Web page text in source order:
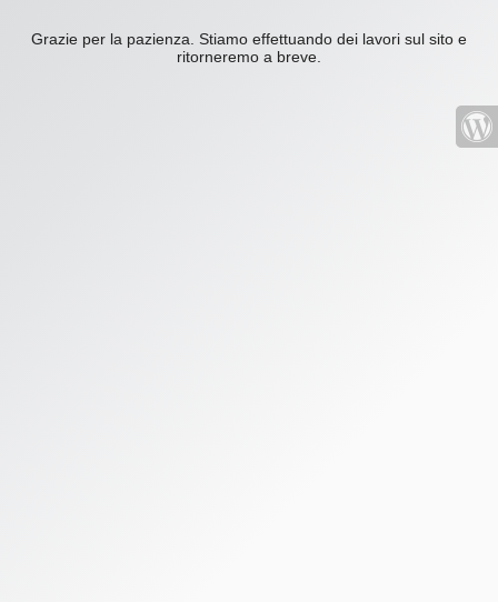
Grazie per la pazienza. Stiamo effettuando dei lavori sul sito e
ritorneremo a breve.